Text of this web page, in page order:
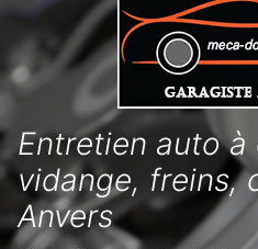
Entretien auto à
vidange, freins,
Anvers